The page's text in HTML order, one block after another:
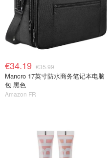
€34.19 €35.99
Mancro 17英寸防水商务笔记本电脑
包 黑色
Amazon FR